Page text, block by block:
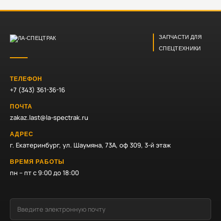
ЗАПЧАСТИ ДЛЯ
СПЕЦТЕХНИКИ
ТЕЛЕФОН
+7 (343) 361-36-16
ПОЧТА
zakaz.last@la-spectrak.ru
АДРЕС
г. Екатеринбург, ул. Шаумяна, 73А, оф 309, 3-й этаж
ВРЕМЯ РАБОТЫ
пн – пт с 9:00 до 18:00